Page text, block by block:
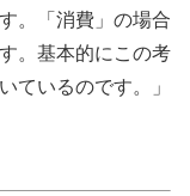
。「消費」の場合
。基本的にこの考
ているのです。」